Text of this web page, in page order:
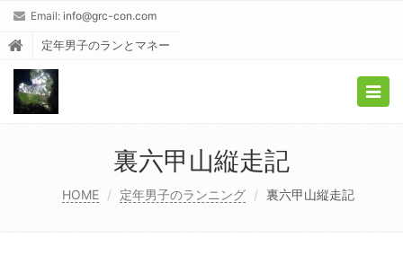
Email: info@grc-con.com
定年男子のランとマネー
裏六甲山縦走記
HOME 定年男子のランニング 裏六甲山縦走記